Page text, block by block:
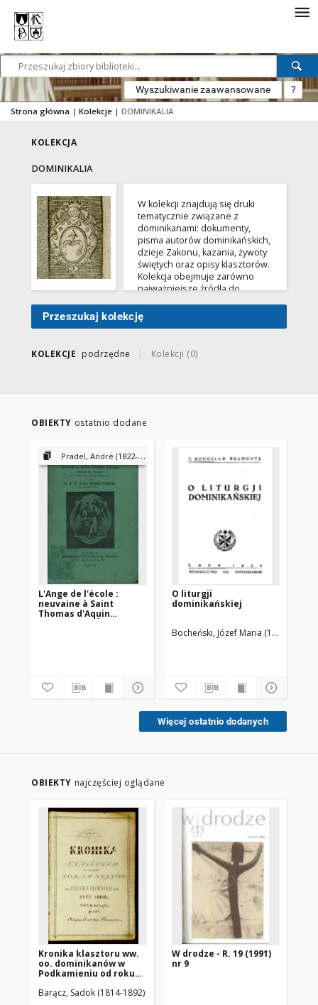
Wyszukiwanie zaawansowane ?
Strona główna | Kolekcje | DOMINIKALIA
KOLEKCJA
DOMINIKALIA
W kolekcji znajdują się druki
tematycznie związane z
dominikanami: dokumenty,
pisma autorów dominikańskich,
dzieje Zakonu, kazania, żywoty
świętych oraz opisy klasztorów.
Kolekcja obejmuje zarówno
najważniejsze źródła do
drobne druki ulotne z tekstami
kazań czy mów
Przeszukaj kolekcję
KOLEKCJE podrzędne Kolekcji (0)
OBIEKTY ostatnio dodane
Pradel, André (1822-1906)
L'Ange de l'école :
neuvaine à Saint
Thomas d'Aquin
O liturgji
dominikańskiej
Bocheński, Józef Maria (1902-1995)
Więcej ostatnio dodanych
OBIEKTY najczęściej oglądane
Kronika klasztoru ww.
oo. dominikanów w
Podkamieniu od roku
księdza Sadoka
Barącz, Sadok (1814-1892)
W drodze - R. 19 (1991)
nr 9